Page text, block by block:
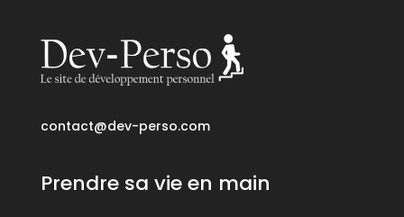
contact@dev-perso.com
Prendre sa vie en main